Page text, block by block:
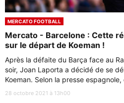
MERCATO FOOTBALL
Mercato - Barcelone : Cette
sur le départ de Koeman !
Après la défaite du Barça face au
soir, Joan Laporta a décidé de se
Koeman. Selon la presse
28 octobre 2021 à 13h00